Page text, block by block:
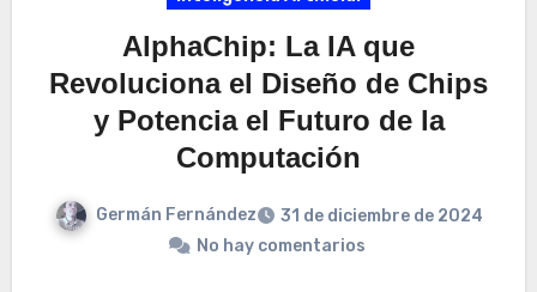
AlphaChip: La IA que
Revoluciona el Diseño de Chips
y Potencia el Futuro de la
Computación
Germán Fernández
31 de diciembre de 2024
No hay comentarios